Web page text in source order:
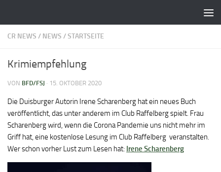
CR NEWS / NEWS /STARTSEITE
Krimiempfehlung
VON BFD/FSJ · 15. OKTOBER 2020
Die Duisburger Autorin Irene Scharenberg hat ein neues Buch
veröffentlicht, das unter anderem im Club Raffelberg spielt. Frau
Scharenberg wird, wenn die Corona Pandemie uns nicht mehr im
Griff hat, eine kostenlose Lesung im Club Raffelberg veranstalten.
Wer schon vorher Lust zum Lesen hat: Irene Scharenberg